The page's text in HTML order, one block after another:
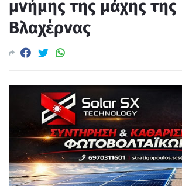
μνήμης της μάχης της
Βλαχέρνας